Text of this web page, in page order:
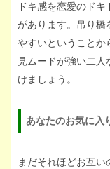
ドキ感を恋愛のド
があります。吊り橋
やすいということか
見ムードが強い二
けましょう。
あなたのお気に入
まだそれほどお互い